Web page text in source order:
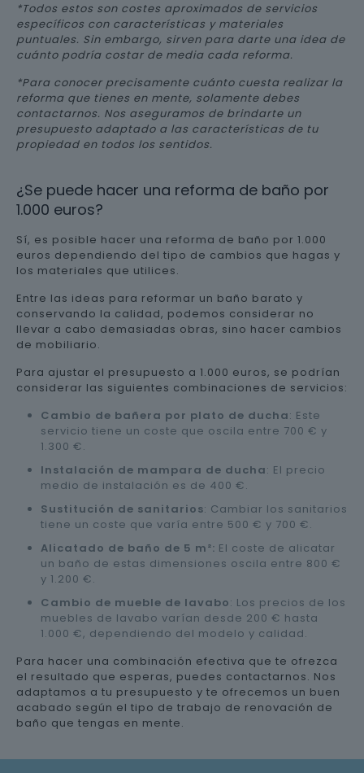
*Todos estos son costes aproximados de servicios
específicos con características y materiales
puntuales. Sin embargo, sirven para darte una idea de
cuánto podría costar de media cada reforma.
*Para conocer precisamente cuánto cuesta realizar la
reforma que tienes en mente, solamente debes
contactarnos. Nos aseguramos de brindarte un
presupuesto adaptado a las características de tu
propiedad en todos los sentidos.
¿Se puede hacer una reforma de baño por
1.000 euros?
Sí, es posible hacer una reforma de baño por 1.000
euros dependiendo del tipo de cambios que hagas y
los materiales que utilices.
Entre las ideas para reformar un baño barato y
conservando la calidad, podemos considerar no
llevar a cabo demasiadas obras, sino hacer cambios
de mobiliario.
Para ajustar el presupuesto a 1.000 euros, se podrían
considerar las siguientes combinaciones de servicios:
Cambio de bañera por plato de ducha: Este
servicio tiene un coste que oscila entre 700 € y
1.300 €.
Instalación de mampara de ducha: El precio
medio de instalación es de 400 €.
Sustitución de sanitarios: Cambiar los sanitarios
tiene un coste que varía entre 500 € y 700 €.
Alicatado de baño de 5 m²: El coste de alicatar
un baño de estas dimensiones oscila entre 800 €
y 1.200 €.
Cambio de mueble de lavabo: Los precios de los
muebles de lavabo varían desde 200 € hasta
1.000 €, dependiendo del modelo y calidad.
Para hacer una combinación efectiva que te ofrezca
el resultado que esperas, puedes contactarnos. Nos
adaptamos a tu presupuesto y te ofrecemos un buen
acabado según el tipo de trabajo de renovación de
baño que tengas en mente.